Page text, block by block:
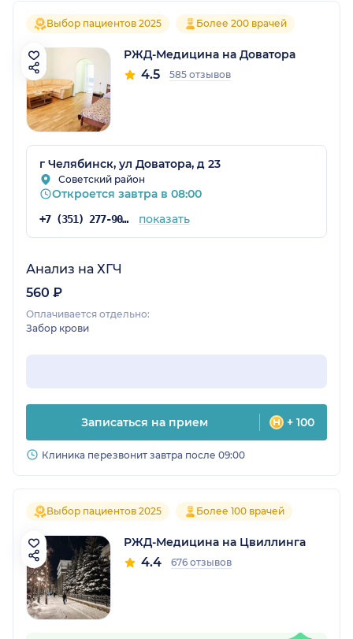
Выбор пациентов 2025 Более 200 врачей
РЖД-Медицина на Доватора
4.5 585 отзывов
г Челябинск, ул Доватора, д 23
Советский район
Откроется завтра в 08:00
+7 (351) 277-90-54 показать
Анализ на ХГЧ
560 ₽
Оплачивается отдельно:
Забор крови
Записаться на прием + 100
Клиника перезвонит завтра после 09:00
Выбор пациентов 2025 Более 100 врачей
РЖД-Медицина на Цвиллинга
4.4 676 отзывов